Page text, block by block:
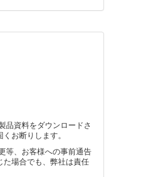
品資料をダウンロードさ
お断りします。
等、お客様への事前通告
た場合でも、弊社は責任